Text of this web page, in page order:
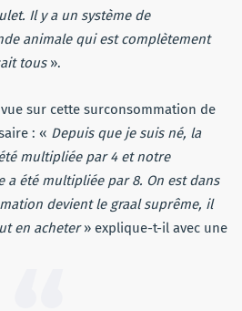
Il y a un système de
animale qui est complètement
tous».
sur cette surconsommation de
: « Depuis que je suis né, la
multipliée par 4 et notre
a été multipliée par 8. On est dans
devient le graal suprême, il
en acheter» explique-t-il avec une